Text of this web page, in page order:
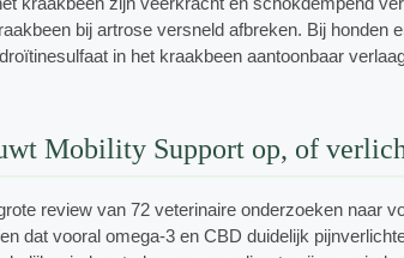
bij artrose versneld afbreken. Bij honden
in het kraakbeen aantoonbaar
Mobility Support op, of
review van 72 veterinaire onderzoeken naar
dat vooral omega-3 en CBD duidelijk